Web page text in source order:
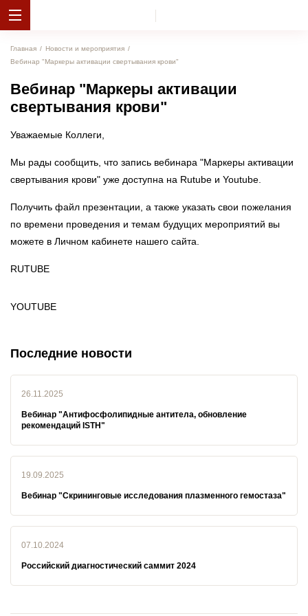
Главная
Новости и мероприятия
Вебинар "Маркеры активации свертывания крови"
Последние новости
26.11.2025
Вебинар "Антифосфолипидные антитела, обновление
рекомендаций ISTH"
19.09.2025
Вебинар "Скрининговые исследования плазменного гемостаза"
07.10.2024
Российский диагностический саммит 2024
Вебинар "Маркеры активации
свертывания крови"
Уважаемые Коллеги,
Мы рады сообщить, что запись вебинара "Маркеры активации
свертывания крови" уже доступна на Rutube и Youtube.
Получить файл презентации, а также указать свои пожелания
по времени проведения и темам будущих мероприятий вы
можете в Личном кабинете нашего сайта.
RUTUBE
YOUTUBE